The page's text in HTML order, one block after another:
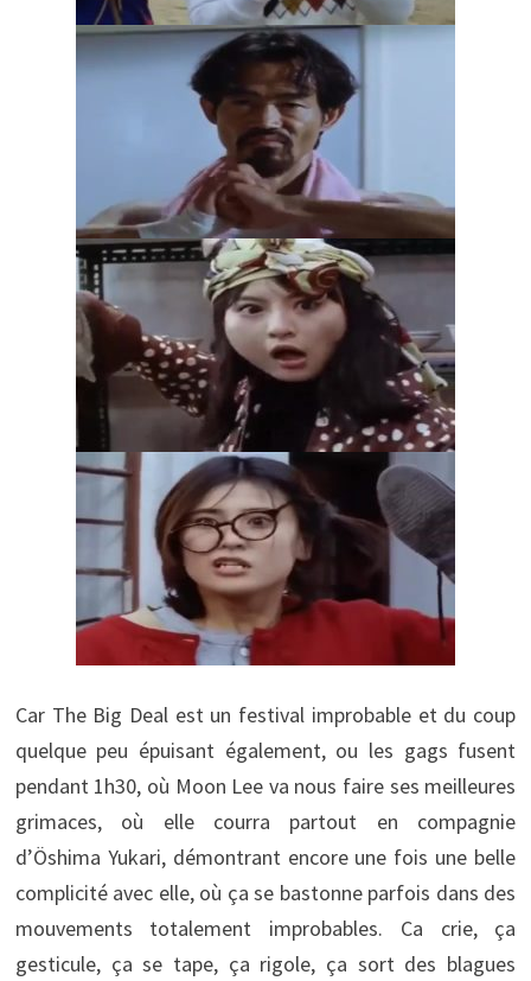
Car The Big Deal est un festival improbable et du coup
quelque peu épuisant également, ou les gags fusent
pendant 1h30, où Moon Lee va nous faire ses meilleures
grimaces, où elle courra partout en compagnie
d’Öshima Yukari, démontrant encore une fois une belle
complicité avec elle, où ça se bastonne parfois dans des
mouvements totalement improbables. Ca crie, ça
gesticule, ça se tape, ça rigole, ça sort des blagues